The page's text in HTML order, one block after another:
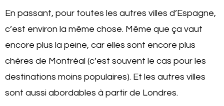
En passant, pour toutes les autres villes d’Espagne,
c’est environ la même chose. Même que ça vaut
encore plus la peine, car elles sont encore plus
chères de Montréal (c’est souvent le cas pour les
destinations moins populaires). Et les autres villes
sont aussi abordables à partir de Londres.